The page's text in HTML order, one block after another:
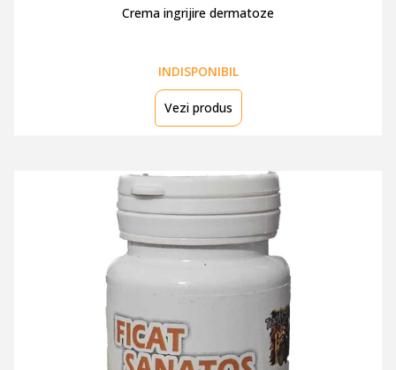
Crema ingrijire dermatoze
INDISPONIBIL
Vezi produs